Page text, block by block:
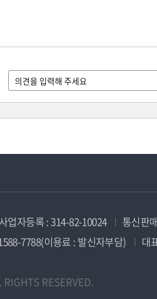
사업자등록 : 314-82-10024
통신판
7788(이용료 : 발신자부담)
대
RESERVED.